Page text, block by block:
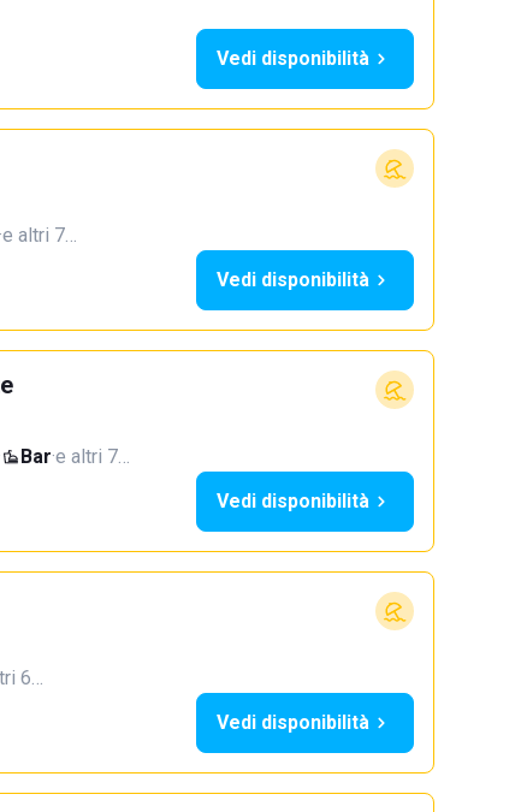
Vedi disponibilità
·e altri 7…
Vedi disponibilità
Bar·e altri 7…
Vedi disponibilità
6…
Vedi disponibilità